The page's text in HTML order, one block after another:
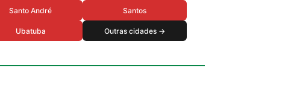
Santo André Santos
Ubatuba Outras cidades →